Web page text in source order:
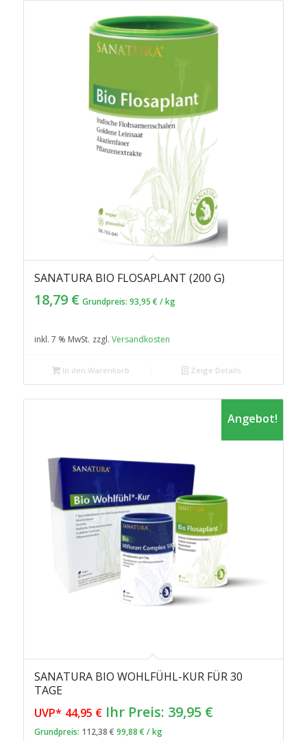
SANATURA BIO FLOSAPLANT (200 G)
18,79 € Grundpreis: 93,95 € /kg
inkl. 7 % MwSt. zzgl. Versandkosten
In den Warenkorb Zeige Details
SANATURA BIO WOHLFÜHL-KUR FÜR 30
TAGE
UVP* 44,95 € Ursprünglicher
Preis
Ihr Preis: 39,95 €Aktueller
Angebot!
Grundpreis: 112,38 € 99,88 € /kg